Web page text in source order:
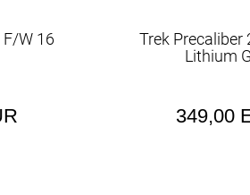
F/W 16
Trek Precaliber
Lithium
349,00